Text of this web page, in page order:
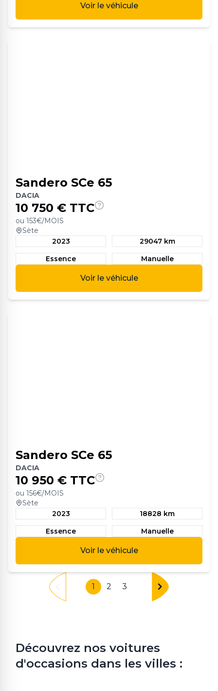
Voir le véhicule
Sandero SCe 65
DACIA
10 750 € TTC
ou 153€/MOIS
Sète
2023
29047 km
Essence
Manuelle
Voir le véhicule
Sandero SCe 65
DACIA
10 950 € TTC
ou 156€/MOIS
Sète
2023
18828 km
Essence
Manuelle
Voir le véhicule
1 2 3
Découvrez nos voitures
d'occasions dans les villes :